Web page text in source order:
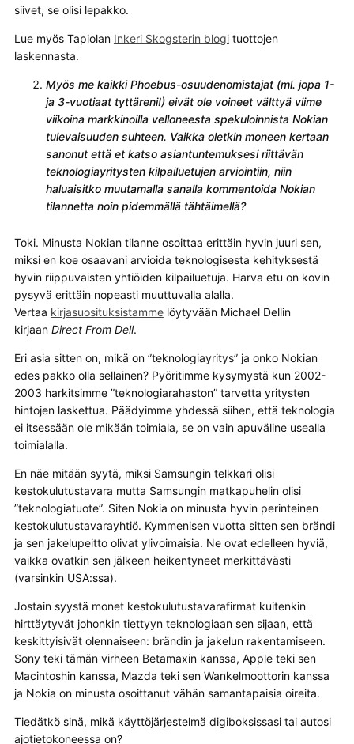
siivet, se olisi lepakko.
Lue myös Tapiolan Inkeri Skogsterin blogituottojen
laskennasta.
Myös me kaikki Phoebus-osuudenomistajat (ml. jopa 1-
ja 3-vuotiaat tyttäreni!) eivät ole voineet välttyä viime
viikoina markkinoilla velloneesta spekuloinnista Nokian
tulevaisuuden suhteen. Vaikka oletkin moneen kertaan
sanonut että et katso asiantuntemuksesi riittävän
teknologiayritysten kilpailuetujen arviointiin, niin
haluaisitko muutamalla sanalla kommentoida Nokian
tilannetta noin pidemmällä tähtäimellä?
Toki. Minusta Nokian tilanne osoittaa erittäin hyvin juuri sen,
miksi en koe osaavani arvioida teknologisesta kehityksestä
hyvin riippuvaisten yhtiöiden kilpailuetuja. Harva etu on kovin
pysyvä erittäin nopeasti muuttuvalla alalla.
Vertaa kirjasuosituksistammelöytyvään Michael Dellin
kirjaan Direct From Dell.
Eri asia sitten on, mikä on ”teknologiayritys” ja onko Nokian
edes pakko olla sellainen? Pyöritimme kysymystä kun 2002-
2003 harkitsimme ”teknologiarahaston” tarvetta yritysten
hintojen laskettua. Päädyimme yhdessä siihen, että teknologia
ei itsessään ole mikään toimiala, se on vain apuväline usealla
toimialalla.
En näe mitään syytä, miksi Samsungin telkkari olisi
kestokulutustavara mutta Samsungin matkapuhelin olisi
”teknologiatuote”. Siten Nokia on minusta hyvin perinteinen
kestokulutustavarayhtiö. Kymmenisen vuotta sitten sen brändi
ja sen jakelupeitto olivat ylivoimaisia. Ne ovat edelleen hyviä,
vaikka ovatkin sen jälkeen heikentyneet merkittävästi
(varsinkin USA:ssa).
Jostain syystä monet kestokulutustavarafirmat kuitenkin
hirttäytyvät johonkin tiettyyn teknologiaan sen sijaan, että
keskittyisivät olennaiseen: brändin ja jakelun rakentamiseen.
Sony teki tämän virheen Betamaxin kanssa, Apple teki sen
Macintoshin kanssa, Mazda teki sen Wankelmoottorin kanssa
ja Nokia on minusta osoittanut vähän samantapaisia oireita.
Tiedätkö sinä, mikä käyttöjärjestelmä digiboksissasi tai autosi
ajotietokoneessa on?